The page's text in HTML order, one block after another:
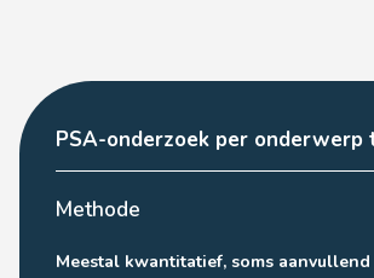
PSA-onderzoek per onderwerp
Methode
Meestal kwantitatief, soms